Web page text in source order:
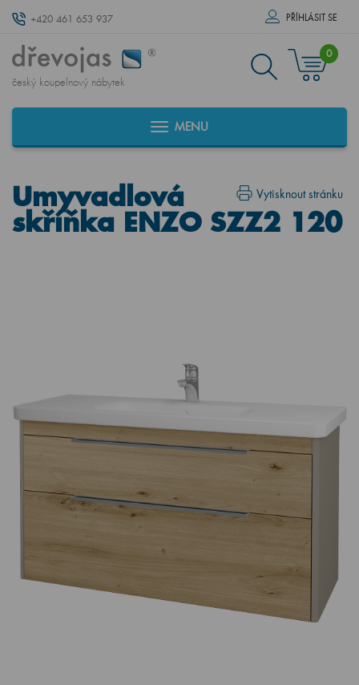
+420 461 653 937 PŘÍHLÁSIT SE
český koupelnový nábytek
0
MENU
Vytisknout stránku
Umyvadlová
skříňka ENZO SZZ2 120